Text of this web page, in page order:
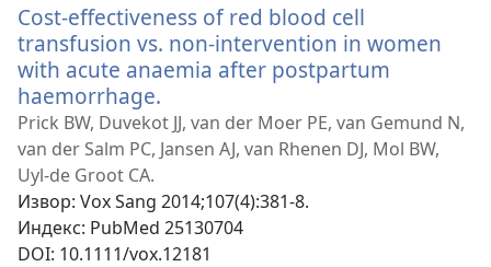
Cost-effectiveness of red blood cell
transfusion vs. non-intervention in women
with acute anaemia after postpartum
haemorrhage.
нови
прозор)
Prick BW, Duvekot JJ, van der Moer PE, van Gemund N,
van der Salm PC, Jansen AJ, van Rhenen DJ, Mol BW,
Uyl-de Groot CA.
Извор‎: Vox Sang 2014;107(4):381-8.
Индекс‎: PubMed 25130704
DOI‎: 10.1111/vox.12181